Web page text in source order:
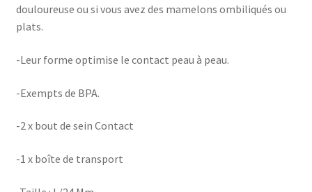
douloureuse ou si vous avez des mamelons ombiliqués ou
plats.
-Leur forme optimise le contact peau à peau.
-Exempts de BPA.
-2 x bout de sein Contact
-1 x boîte de transport